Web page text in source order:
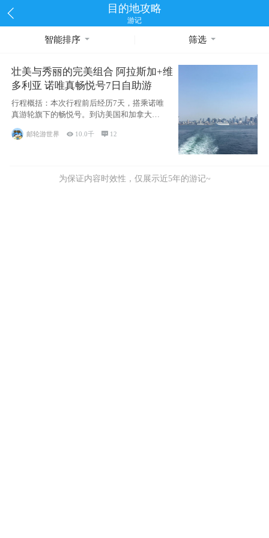
目的地攻略
游记
智能排序 筛选
壮美与秀丽的完美组合 阿拉斯加+维
多利亚 诺唯真畅悦号7日自助游
行程概括：本次行程前后经历7天，搭乘诺唯
真游轮旗下的畅悦号。到访美国和加拿大的4
个州/省：美国华盛顿州
邮轮游世界  10.0千  12
为保证内容时效性，仅展示近5年的游记~